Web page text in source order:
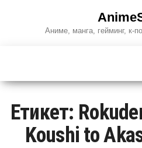
Аниме, манга, гейминг, к-
Етикет:
Koushi to